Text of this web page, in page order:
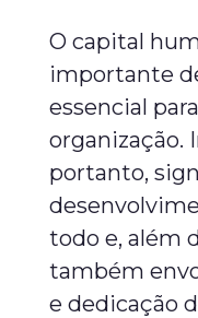
O capital
importante
essencial
organização.
portanto,
todo e, além
também
e dedicação